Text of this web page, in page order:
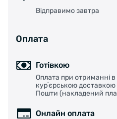
Відправимо завтра
Оплата
Готівкою
Оплата при отриманні
курʼєрською доставкою
Пошти (накладений
Онлайн оплата